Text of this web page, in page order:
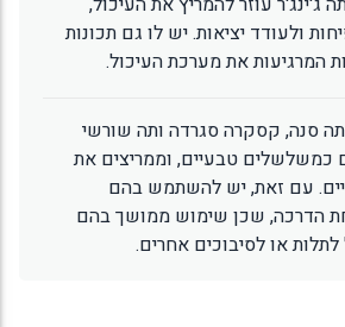
ולעודד יציאות. יש לו גם תכונות
ות המרגיעות את מערכת העיכול.
תה סנה, קסקרה סגרדה ותה שורשי
כמשלשלים טבעיים, וממריצים את
עם זאת, יש להשתמש בהם
הדרכה, שכן שימוש ממושך בהם
לתלות או לסיבוכים אחרים.